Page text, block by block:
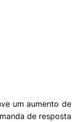
um aumento de
de resposta